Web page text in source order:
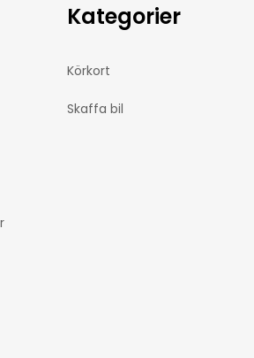
Kategorier
Körkort
Skaffa bil